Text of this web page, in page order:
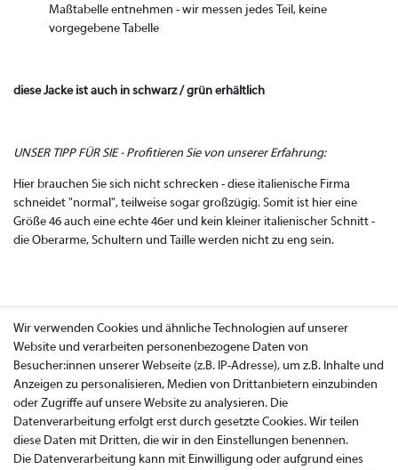
Maßtabelle entnehmen - wir messen jedes Teil, keine
vorgegebene Tabelle
diese Jacke ist auch in schwarz / grün erhältlich
UNSER TIPP FÜR SIE - Profitieren Sie von unserer Erfahrung:
Hier brauchen Sie sich nicht schrecken - diese italienische Firma
schneidet "normal", teilweise sogar großzügig. Somit ist hier eine
Größe 46 auch eine echte 46er und kein kleiner italienischer Schnitt -
die Oberarme, Schultern und Taille werden nicht zu eng sein.
Wir verwenden Cookies und ähnliche Technologien auf unserer
Website und verarbeiten personenbezogene Daten von
Besucher:innen unserer Webseite (z.B. IP-Adresse), um z.B. Inhalte und
Anzeigen zu personalisieren, Medien von Drittanbietern einzubinden
oder Zugriffe auf unsere Website zu analysieren. Die
Datenverarbeitung erfolgt erst durch gesetzte Cookies. Wir teilen
diese Daten mit Dritten, die wir in den Einstellungen benennen.
Die Datenverarbeitung kann mit Einwilligung oder aufgrund eines